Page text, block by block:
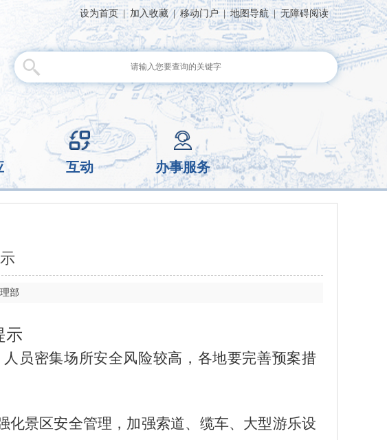
设为首页 | 加入收藏 | 移动门户 | 地图导航 | 无障碍阅读
互动 办事服务
管理部
示
员密集场所安全风险较高，各地要完善预案措
化景区安全管理，加强索道、缆车、大型游乐设